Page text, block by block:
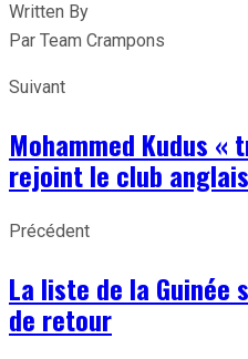
Written By
Par Team Crampons
Suivant
Mohammed Kudus «
rejoint le club anglais
Précédent
La liste de la Guinée
de retour